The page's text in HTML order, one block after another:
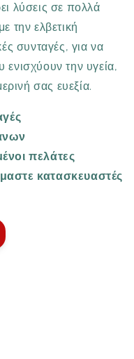
λύσεις σε πολλά
την ελβετική
συνταγές, για να
την υγεία,
σας ευεξία.
πελάτες
κατασκευαστές